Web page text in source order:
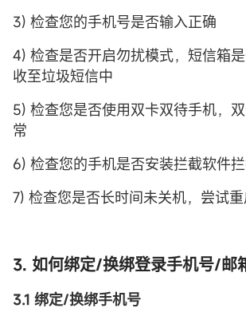
3) 检查您的手机号是否输入正确
4) 检查是否开启勿扰模式，短信箱
收至垃圾短信中
5) 检查您是否使用双卡双待手机，
常
6) 检查您的手机是否安装拦截软件
7) 检查您是否长时间未关机，尝试
3. 如何绑定/换绑登录手机号/邮
3.1 绑定/换绑手机号